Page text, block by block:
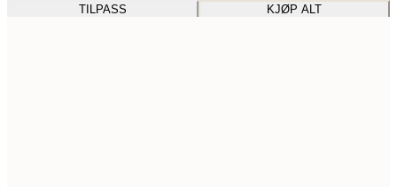
TILPASS KJØP ALT